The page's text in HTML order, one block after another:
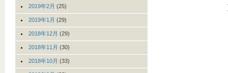
2019年2月 (25)
2019年1月 (29)
2018年12月 (29)
2018年11月 (30)
2018年10月 (33)